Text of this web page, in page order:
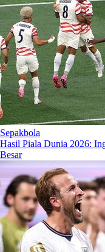
Sepakbola
Hasil Piala Dunia 2026:
Besar